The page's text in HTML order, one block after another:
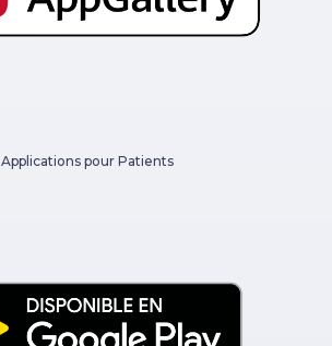
Applications pour Patients